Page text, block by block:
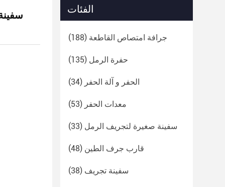
الفئات
جرافة امتصاص القاطعة (188)
حفرة الرمل (135)
الحفر و آلة الحفر (34)
معدات الحفر (53)
سفينة صغيرة لتجريف الرمل (33)
قارب جرف الطين (48)
سفينة تجريف (38)